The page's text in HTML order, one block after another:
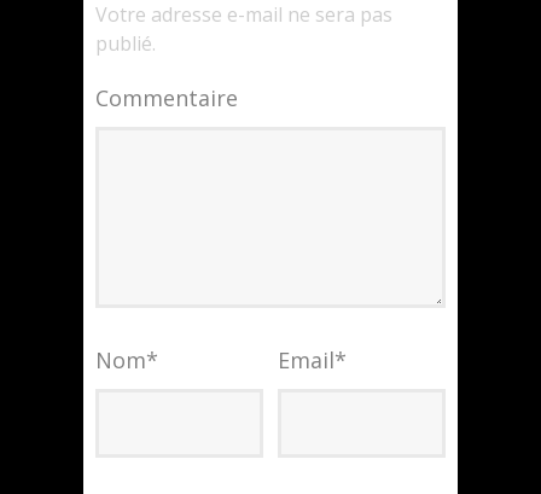
Votre adresse e-mail ne sera pas
publié.
Commentaire
Nom* Email*